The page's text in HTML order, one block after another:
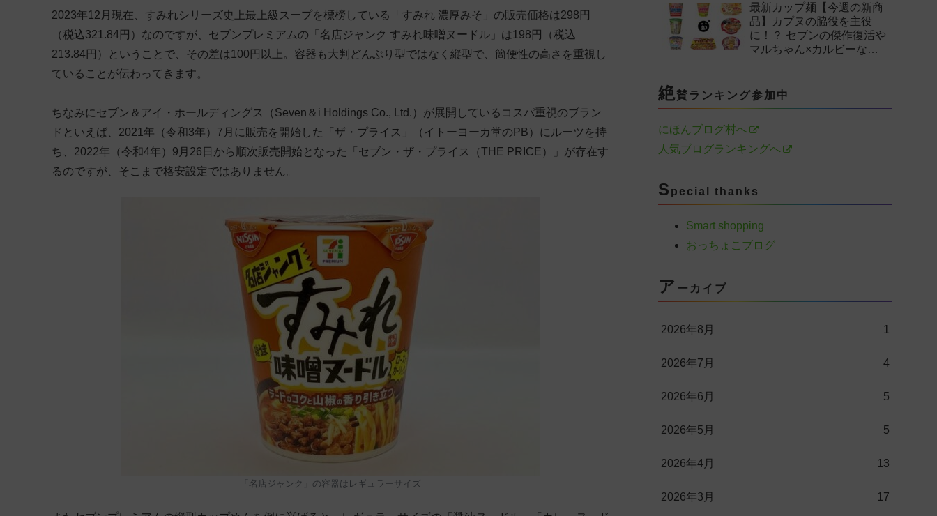
2023年12月現在、すみれシリーズ史上最上級スープを標榜している「すみれ 濃厚みそ」の販売価格は298円
（税込321.84円）なのですが、セブンプレミアムの「名店ジャンク すみれ味噌ヌードル」は198円（税込
213.84円）ということで、その差は100円以上。容器も大判どんぶり型ではなく縦型で、簡便性の高さを重視し
ていることが伝わってきます。
ちなみにセブン＆アイ・ホールディングス（Seven＆i Holdings Co., Ltd.）が展開しているコスパ重視のブラン
ドといえば、2021年（令和3年）7月に販売を開始した「ザ・プライス」（イトーヨーカ堂のPB）にルーツを持
ち、2022年（令和4年）9月26日から順次販売開始となった「セブン・ザ・プライス（THE PRICE）」が存在す
るのですが、そこまで格安設定ではありません。
「名店ジャンク」の容器はレギュラーサイズ
最新カップ麺【今週の新商
品】カプヌの脇役を主役
に！？ セブンの傑作復活や
マルちゃん×カルビーなど
絶賛ランキング参加中
にほんブログ村へ
人気ブログランキングへ
S pecial thanks
Smart shopping
おっちょこブログ
ア ーカイブ
2026年8月 1
2026年7月 4
2026年6月 5
2026年5月 5
2026年4月 13
2026年3月 17